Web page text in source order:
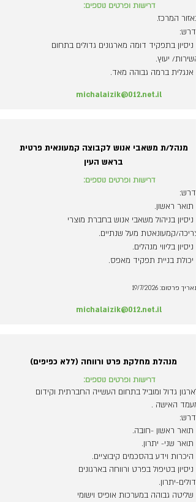
דרישות ופרטים נוספים:
באזור המרכז.
נדרש:
- ניסיון בתפקיד דומה מארגונים גדולים בתחום
השירות/ יעוץ.
- אנגלית ברמה גבוהה מאד.
michalaizik@012.net.il
מנהל/ת משאבי אנוש לקבוצה קמעונאית פרטית
בראש העין
דרישות ופרטים נוספים:
נדרש:
- תואר ראשון.
- ניסיון בניהול משאבי אנוש בחברת מוצרי
צריכה/קמעונאטת מעל שנתיים.
- ניסיון בליווי מנהלים.
- יכולת בניית תפקיד מאפס.
תאריך פרסום: 19/7/2026
michalaizik@012.net.il
מנהלת מחלקת פרט ורווחה (ללא כפיפים)
דרישות ופרטים נוספים:
לארגון גדול ומוביל בתחום העשייה החברתית וקידום
מעמד האישה .
נדרש:
- תואר ראשון -חובה.
- תואר שני- יתרון.
- היכרות וידע בהסכמים קיבוציים.
- ניסיון בטיפול בפרט ורווחה בארגונים
גדולים-יתרון.
- שליטה גבוהה במערכות אופיס וישומי